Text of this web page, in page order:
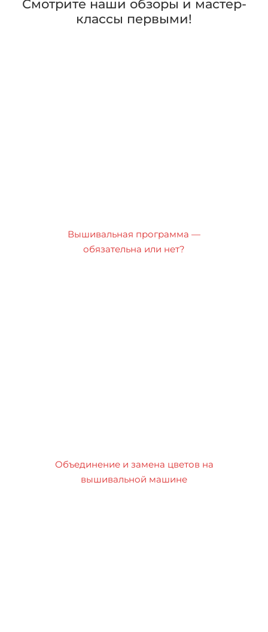
Смотрите наши обзоры и мастер-
классы первыми!
Вышивальная программа —
обязательна или нет?
Объединение и замена цветов на
вышивальной машине